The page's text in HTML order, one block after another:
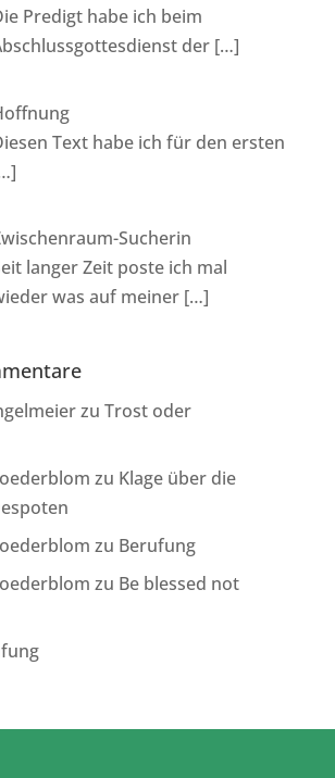
Predigt habe ich beim
der […]
Text habe ich für den ersten
Sucherin
langer Zeit poste ich mal
was auf meiner […]
zu Trost oder
zu Klage über die
zu Berufung
zu Be blessed not